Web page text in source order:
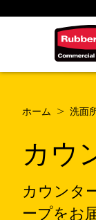
ホーム 洗面
カウ
カウンタ
ープをお